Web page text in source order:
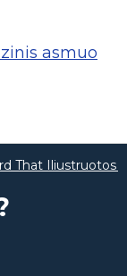
asmuo
That Iliustruotos